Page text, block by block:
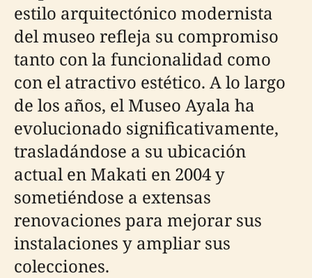
estilo arquitectónico modernista
del museo refleja su compromiso
tanto con la funcionalidad como
con el atractivo estético. A lo largo
de los años, el Museo Ayala ha
evolucionado significativamente,
trasladándose a su ubicación
actual en Makati en 2004 y
sometiéndose a extensas
renovaciones para mejorar sus
instalaciones y ampliar sus
colecciones.